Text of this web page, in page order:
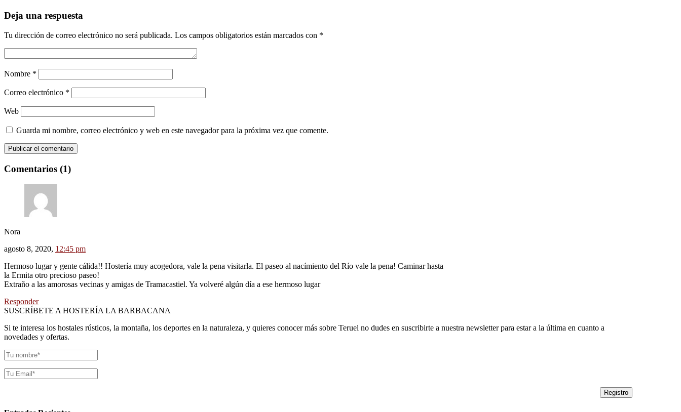
Deja una respuesta
Tu dirección de correo electrónico no será publicada. Los campos obligatorios están marcados con *
Nombre *
Correo electrónico *
Web
Guarda mi nombre, correo electrónico y web en este navegador para la próxima vez que comente.
Comentarios (1)
Nora
agosto 8, 2020, 12:45 pm
Hermoso lugar y gente cálida!! Hostería muy acogedora, vale la pena visitarla. El paseo al nacímiento del Río vale la pena! Caminar hasta
la Ermita otro precioso paseo!
Extraño a las amorosas vecinas y amigas de Tramacastiel. Ya volveré algún día a ese hermoso lugar
Responder
SUSCRÍBETE A HOSTERÍA LA BARBACANA
Si te interesa los hostales rústicos, la montaña, los deportes en la naturaleza, y quieres conocer más sobre Teruel no dudes en suscribirte a nuestra newsletter para estar a la última en cuanto a
novedades y ofertas.